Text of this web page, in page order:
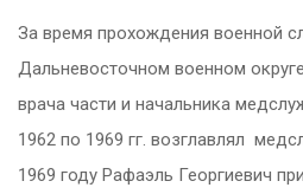
За время прохождения военной
Дальневосточном военном
врача части и начальника
1962 по 1969 гг. возглавлял
1969 году Рафаэль Георгиевич